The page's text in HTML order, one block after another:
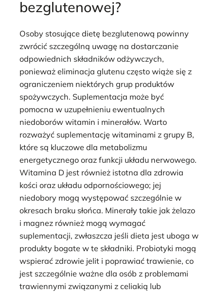
bezglutenowej?
Osoby stosujące dietę bezglutenową powinny
zwrócić szczególną uwagę na dostarczanie
odpowiednich składników odżywczych,
ponieważ eliminacja glutenu często wiąże się z
ograniczeniem niektórych grup produktów
spożywczych. Suplementacja może być
pomocna w uzupełnieniu ewentualnych
niedoborów witamin i minerałów. Warto
rozważyć suplementację witaminami z grupy B,
które są kluczowe dla metabolizmu
energetycznego oraz funkcji układu nerwowego.
Witamina D jest również istotna dla zdrowia
kości oraz układu odpornościowego; jej
niedobory mogą występować szczególnie w
okresach braku słońca. Minerały takie jak żelazo
i magnez również mogą wymagać
suplementacji, zwłaszcza jeśli dieta jest uboga w
produkty bogate w te składniki. Probiotyki mogą
wspierać zdrowie jelit i poprawiać trawienie, co
jest szczególnie ważne dla osób z problemami
trawiennymi związanymi z celiakią lub